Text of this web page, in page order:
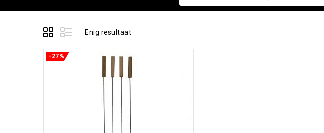
Enig resultaat
-27%